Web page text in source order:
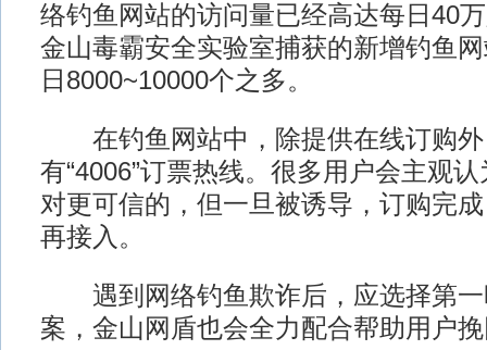
络钓鱼网站的访问量已经高达每日40
金山毒霸安全实验室捕获的新增钓鱼
日8000~10000个之多。
在钓鱼网站中，除提供在线订购外
有“4006”订票热线。很多用户会主观
对更可信的，但一旦被诱导，订购完
再接入。
遇到网络钓鱼欺诈后，应选择第一
案，金山网盾也会全力配合帮助用户